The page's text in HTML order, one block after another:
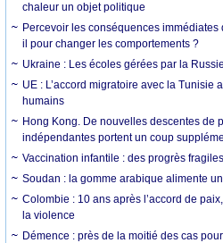
chaleur un objet politique
Percevoir les conséquences
il pour changer les comportements ?
Ukraine : Les écoles gérées par la
UE : L’accord migratoire avec la Tunisie
humains
Hong Kong. De nouvelles descentes de
indépendantes portent un coup
Vaccination infantile : des progrès
Soudan : la gomme arabique alimente
Colombie : 10 ans après l’accord de
la violence
Démence : près de la moitié des cas